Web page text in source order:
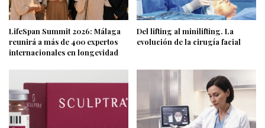
LifeSpan Summit 2026: Málaga
reunirá a más de 400 expertos
internacionales en longevidad
Del lifting al minilifting. La
evolución de la cirugía facial